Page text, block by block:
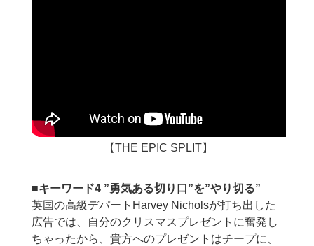
【THE EPIC SPLIT】
■キーワード4 ”勇気ある切り口”を”やり切る”
英国の高級デパートHarvey Nicholsが打ち出した
広告では、自分のクリスマスプレゼントに奮発し
ちゃったから、貴方へのプレゼントはチープに、